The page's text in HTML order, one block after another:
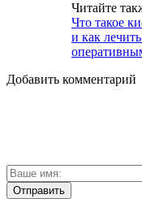
Читайте
Что такое
и как
Добавить комментарий